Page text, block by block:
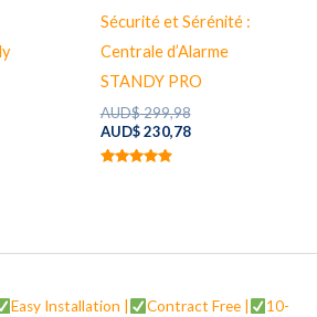
Sécurité et Sérénité :
Centrale d’Alarme
STANDY PRO
AUD$299,98Original
price
AUD$230,78Current
Easy Installation | Contract Free |
10-